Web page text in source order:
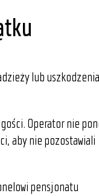
lub
Operator nie
aby nie pozostawiali
pensjonatu